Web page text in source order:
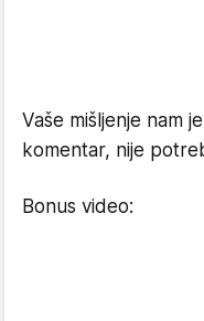
Vaše mišljenje nam
komentar, nije
Bonus video: